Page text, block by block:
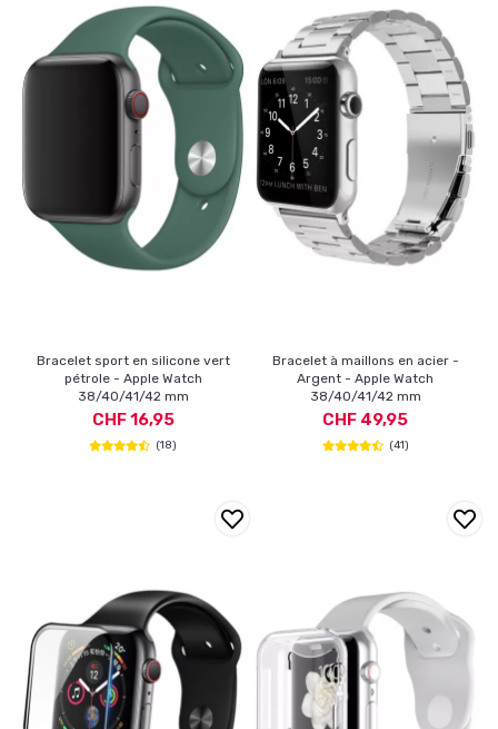
Bracelet sport en silicone vert
pétrole - Apple Watch
38/40/41/42 mm
CHF 16,95
(18)
Bracelet à maillons en acier -
Argent - Apple Watch
38/40/41/42 mm
CHF 49,95
(41)